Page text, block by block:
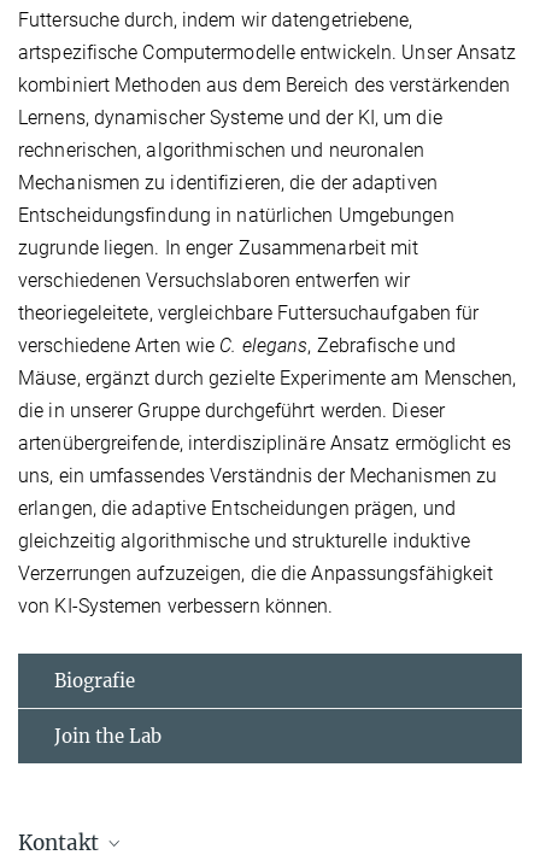
Futtersuche durch, indem wir datengetriebene,
artspezifische Computermodelle entwickeln. Unser Ansatz
kombiniert Methoden aus dem Bereich des verstärkenden
Lernens, dynamischer Systeme und der KI, um die
rechnerischen, algorithmischen und neuronalen
Mechanismen zu identifizieren, die der adaptiven
Entscheidungsfindung in natürlichen Umgebungen
zugrunde liegen. In enger Zusammenarbeit mit
verschiedenen Versuchslaboren entwerfen wir
theoriegeleitete, vergleichbare Futtersuchaufgaben für
verschiedene Arten wie C. elegans, Zebrafische und
Mäuse, ergänzt durch gezielte Experimente am Menschen,
die in unserer Gruppe durchgeführt werden. Dieser
artenübergreifende, interdisziplinäre Ansatz ermöglicht es
uns, ein umfassendes Verständnis der Mechanismen zu
erlangen, die adaptive Entscheidungen prägen, und
gleichzeitig algorithmische und strukturelle induktive
Verzerrungen aufzuzeigen, die die Anpassungsfähigkeit
von KI-Systemen verbessern können.
Biografie
Join the Lab
Kontakt